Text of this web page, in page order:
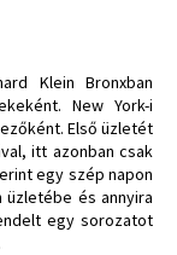
Klein Bronxban
New York-i
Első üzletét
itt azonban csak
egy szép napon
és annyira
egy sorozatot